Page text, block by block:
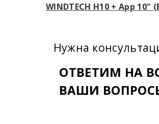
WINDTECH H10 + App 10"
Нужна
ОТВЕТИМ НА
ВАШИ